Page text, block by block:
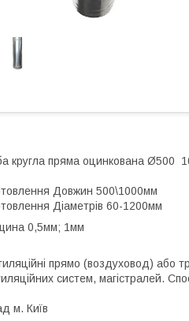
кругла пряма оцинкована Ø500
Довжин 500\1000мм
Діаметрів 60-1200мм
0,5мм; 1мм
прямо (воздуховод) або
систем, магістралей.
м. Київ